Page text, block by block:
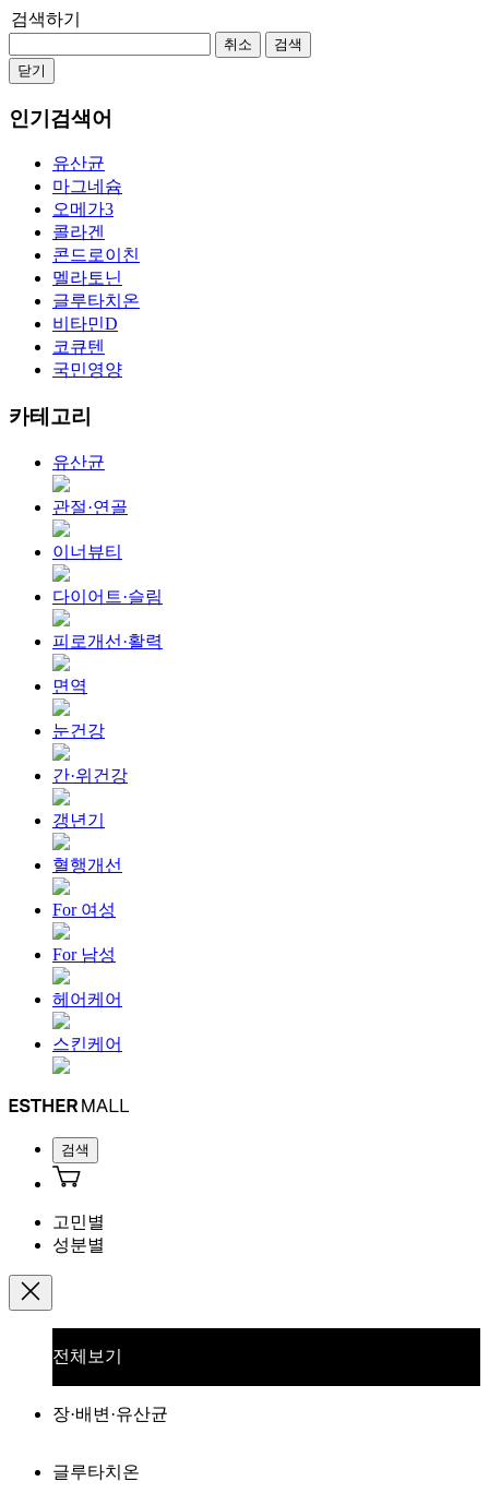
검색하기
취소
검색
닫기
인기검색어
유산균
마그네슘
오메가3
콜라겐
콘드로이친
멜라토닌
글루타치온
비타민D
코큐텐
국민영양
카테고리
유산균
관절·연골
이너뷰티
다이어트·슬림
피로개선·활력
면역
눈건강
간·위건강
갱년기
혈행개선
For 여성
For 남성
헤어케어
스킨케어
검색
고민별
성분별
전체보기
장·배변·유산균
글루타치온